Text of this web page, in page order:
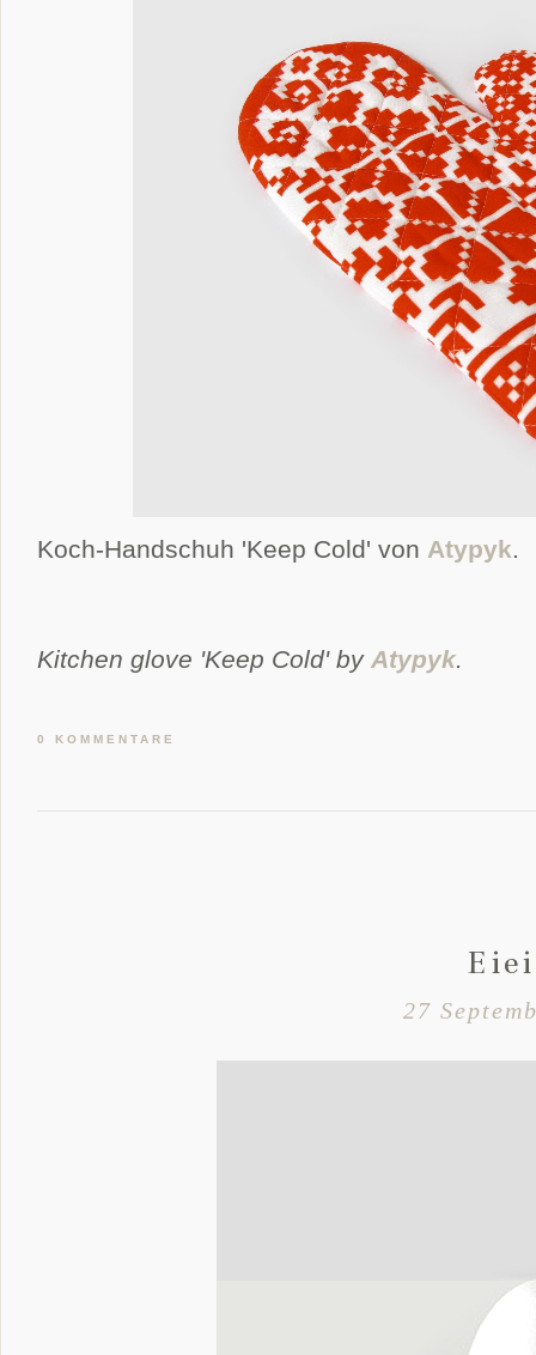
Koch-Handschuh 'Keep Cold' von Atypyk.
Kitchen glove 'Keep Cold' by Atypyk.
0 KOMMENTARE
27